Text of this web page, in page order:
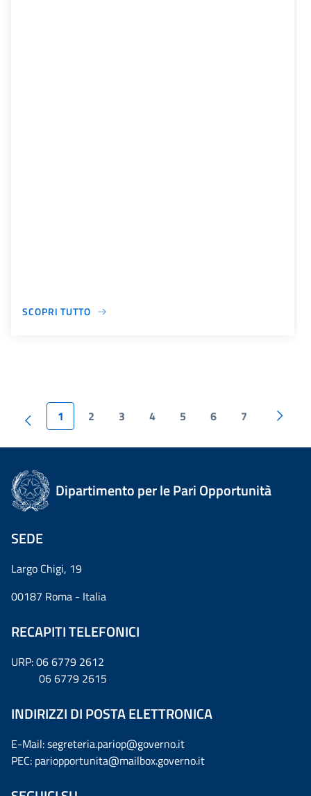
SCOPRI TUTTO
1 2 3 4 5 6 7
Dipartimento per le Pari Opportunità
SEDE
Largo Chigi, 19
00187 Roma - Italia
RECAPITI TELEFONICI
URP: 06 6779 2612
06 6779 2615
INDIRIZZI DI POSTA ELETTRONICA
E-Mail: segreteria.pariop@governo.it
PEC: pariopportunita@mailbox.governo.it